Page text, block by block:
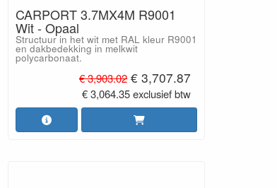
CARPORT 3.7MX4M R9001
Wit - Opaal
Structuur in het wit met RAL kleur R9001
en dakbedekking in melkwit
polycarbonaat.
€ 3,903.02 € 3,707.87
€ 3,064.35 exclusief btw